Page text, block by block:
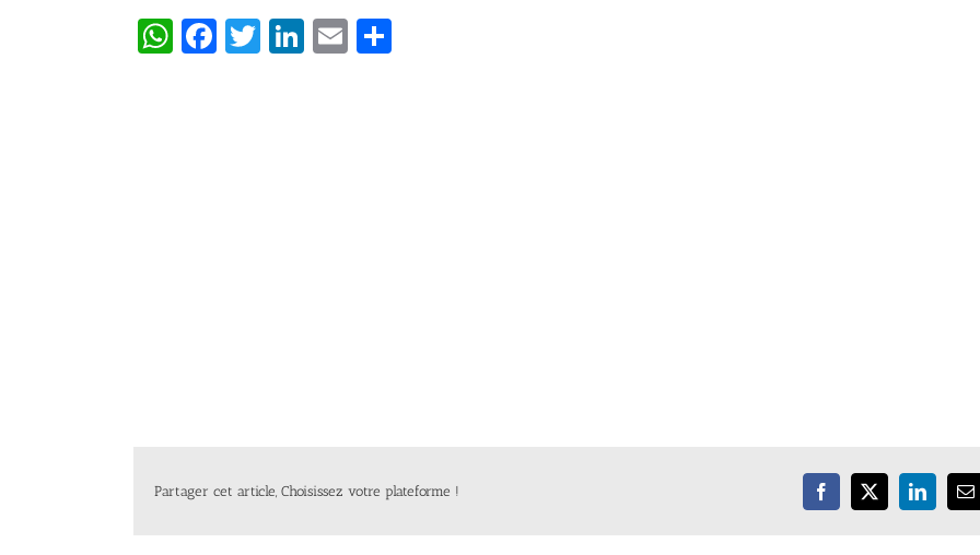
WhatsApp
Facebook
Twitter
LinkedIn
Email
Partager cet article, Choisissez votre plateforme ! Facebook
X LinkedIn